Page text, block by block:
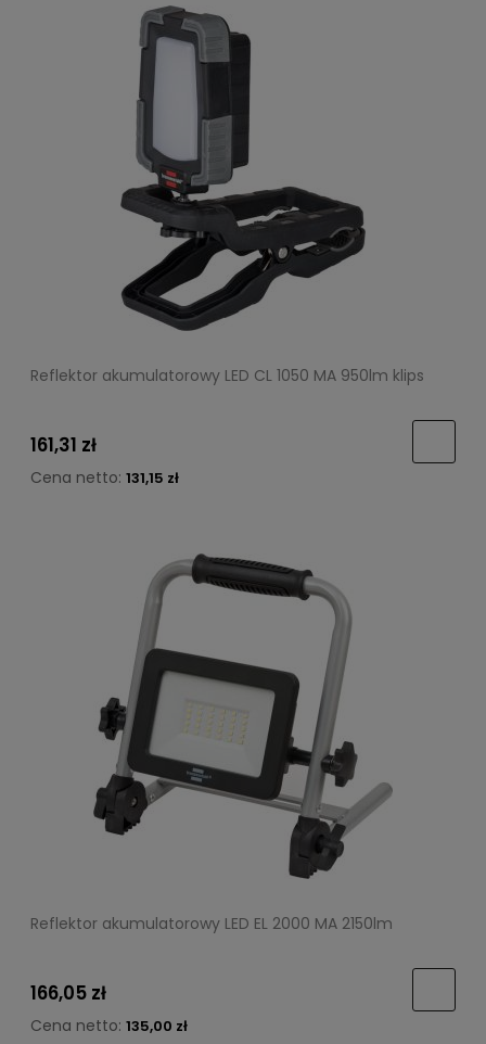
Reflektor akumulatorowy LED CL 1050 MA 950lm klips
161,31 zł
Cena netto: 131,15 zł
Reflektor akumulatorowy LED EL 2000 MA 2150lm
166,05 zł
Cena netto: 135,00 zł